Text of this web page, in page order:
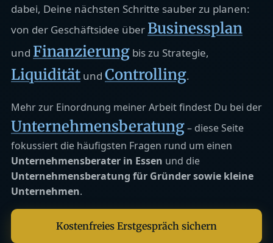
dabei, Deine nächsten Schritte sauber zu planen:
von der Geschäftsidee über Businessplan
und Finanzierung bis zu Strategie,
Liquidität und Controlling.
Mehr zur Einordnung meiner Arbeit findest Du bei der
Unternehmensberatung– diese Seite
fokussiert die häufigsten Fragen rund um einen
Unternehmensberater in Essen und die
Unternehmensberatung für Gründer sowie kleine
Unternehmen.
Kostenfreies Erstgespräch sichern